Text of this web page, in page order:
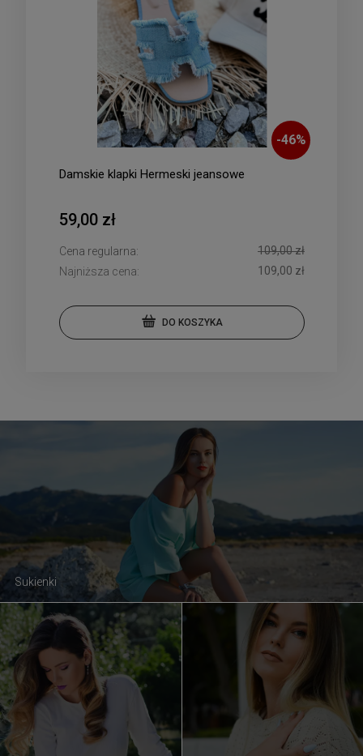
-46%
Damskie klapki Hermeski jeansowe
59,00 zł
Cena regularna:
109,00 zł
Najniższa cena:
109,00 zł
DO KOSZYKA
Sukienki